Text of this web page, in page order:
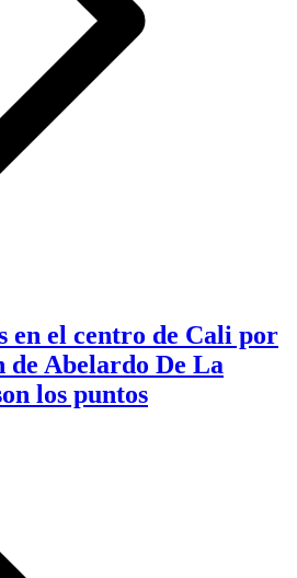
en el centro de Cali por
de Abelardo De La
los puntos